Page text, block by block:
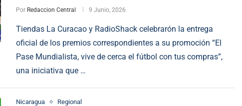
Por Redaccion Central 9 Junio, 2026
Tiendas La Curacao y RadioShack celebrarón la entrega
oficial de los premios correspondientes a su promoción “El
Pase Mundialista, vive de cerca el fútbol con tus compras”,
una iniciativa que …
Nicaragua Regional